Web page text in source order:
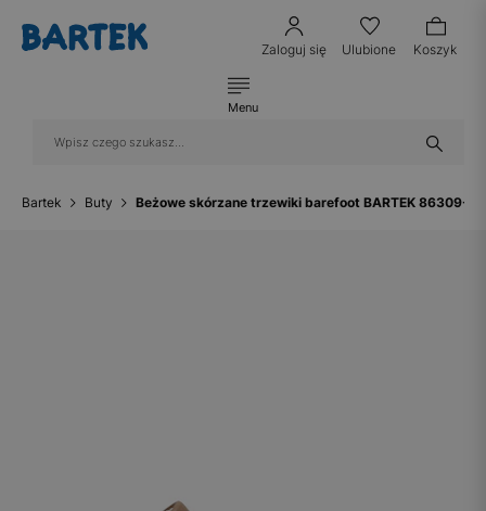
Zaloguj się Ulubione Koszyk
Menu
Bartek Buty Beżowe skórzane trzewiki barefoot BARTEK 86309-54